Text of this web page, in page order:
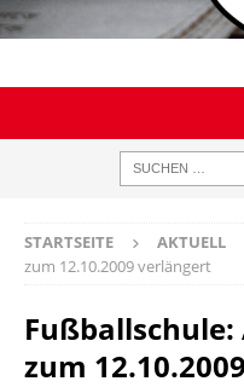
STARTSEITE AKTUELL
zum 12.10.2009 verlängert
zum